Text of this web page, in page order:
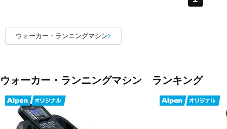
ウォーカー・ランニングマシン
ウォーカー・ランニングマシン ランキング